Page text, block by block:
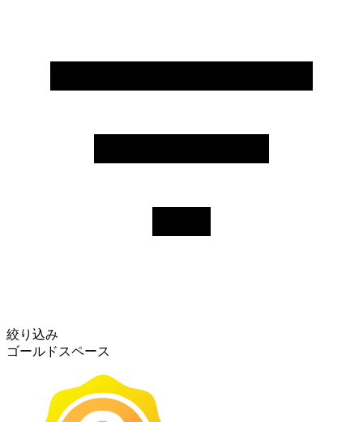
絞り込み
ゴールドスペース